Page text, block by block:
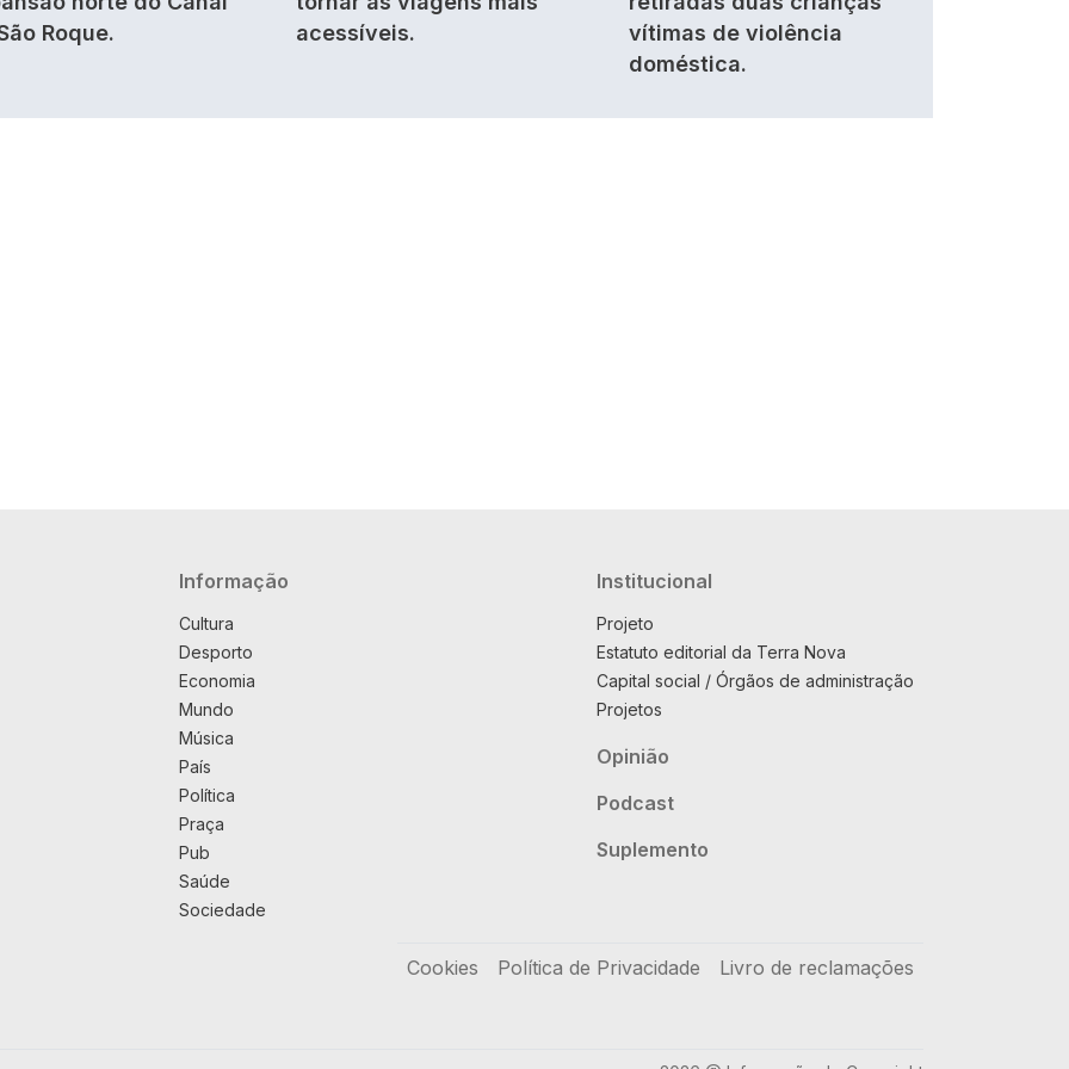
Roque.
acessíveis.
vítimas de violência
doméstica.
Navegação principal
Informação
Cultura
Desporto
Economia
Mundo
Música
País
Política
Praça
Pub
Saúde
Sociedade
Institucional
Projeto
Estatuto editorial da Terra Nova
Capital social / Órgãos de administração
Projetos
Opinião
Podcast
Suplemento
Cookies Política de Privacidade Livro de reclamações